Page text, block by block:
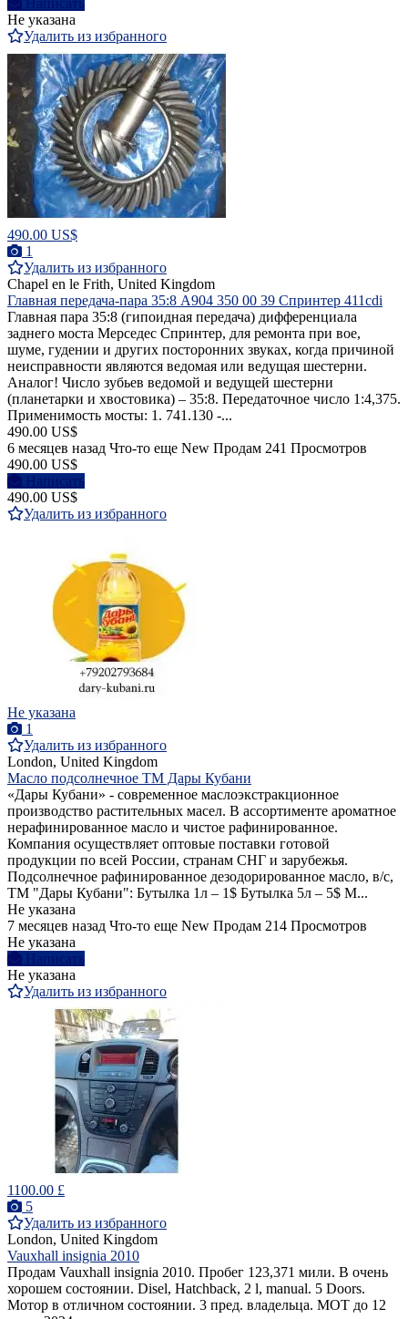
Написать
Не указана
Удалить из избранного
490.00 US$
1
Удалить из избранного
Chapel en le Frith, United Kingdom
Главная передача-пара 35:8 A904 350 00 39 Спринтер 411cdi
Главная пара 35:8 (гипоидная передача) дифференциала
заднего моста Mерседес Спринтер, для ремонта при вое,
шуме, гудении и других посторонних звуках, когда причиной
неисправности являются ведомая или ведущая шестерни.
Аналог! Число зубьев ведомой и ведущей шестерни
(планетарки и хвостовика) – 35:8. Передаточное число 1:4,375.
Применимость мосты: 1. 741.130 -...
490.00 US$
6 месяцев назад Что-то еще New Продам 241 Просмотров
490.00 US$
Написать
490.00 US$
Удалить из избранного
Не указана
1
Удалить из избранного
London, United Kingdom
Масло подсолнечное ТМ Дары Кубани
«Дары Кубани» - современное маслоэкстракционное
производство растительных масел. В ассортименте ароматное
нерафинированное масло и чистое рафинированное.
Компания осуществляет оптовые поставки готовой
продукции по всей России, странам СНГ и зарубежья.
Подсолнечное рафинированное дезодорированное масло, в/с,
ТМ "Дары Кубани": Бутылка 1л – 1$ Бутылка 5л – 5$ М...
Не указана
7 месяцев назад Что-то еще New Продам 214 Просмотров
Не указана
Написать
Не указана
Удалить из избранного
1100.00 £
5
Удалить из избранного
London, United Kingdom
Vauxhall insignia 2010
Продам Vauxhall insignia 2010. Пробег 123,371 мили. В очень
хорошем состоянии. Disel, Hatchback, 2 l, manual. 5 Doors.
Мотор в отличном состоянии. 3 пред. владельца. MOT до 12